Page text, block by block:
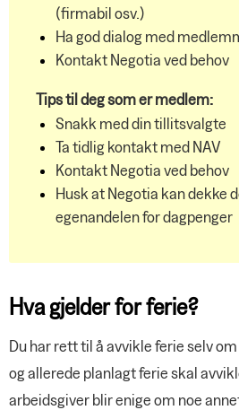
(firmabil osv.)
Ha god dialog med
Kontakt Negotia ved behov
Tips til deg som er medlem:
Snakk med din tillitsvalgte
Ta tidlig kontakt med NAV
Kontakt Negotia ved behov
Husk at Negotia kan dekke
egenandelen for dagpenger
Hva gjelder for ferie?
Du har rett til å avvikle ferie selv
og allerede planlagt ferie skal
arbeidsgiver blir enige om noe